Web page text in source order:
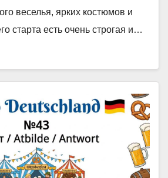
веселья, ярких костюмов и
старта есть очень строгая и…